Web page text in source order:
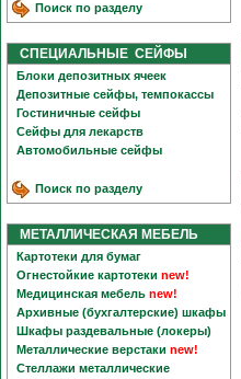
Поиск по разделу
СПЕЦИАЛЬНЫЕ СЕЙФЫ
Блоки депозитных ячеек
Депозитные сейфы, темпокассы
Гостиничные сейфы
Сейфы для лекарств
Автомобильные сейфы
Поиск по разделу
МЕТАЛЛИЧЕСКАЯ МЕБЕЛЬ
Картотеки для бумаг
Огнестойкие картотеки new!
Медицинская мебель new!
Архивные (бухгалтерские) шкафы
Шкафы раздевальные (локеры)
Металлические верстаки new!
Стеллажи металлические